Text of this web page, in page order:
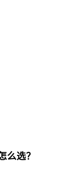
么选？